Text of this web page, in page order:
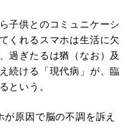
子供とのコミュニケーシ
くれるスマホは生活に欠
過ぎたるは猶（なお）及
続ける「現代病」が、臨
という。
が原因で脳の不調を訴え